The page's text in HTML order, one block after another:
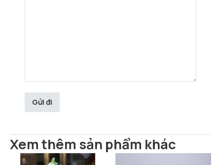
Xem thêm sản phẩm khác